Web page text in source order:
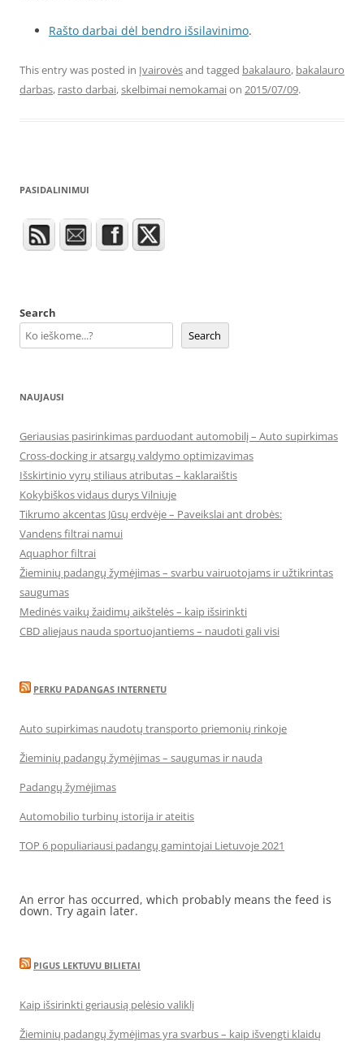
Rašto darbai dėl bendro išsilavinimo.
This entry was posted in Įvairovėsand tagged bakalauro, bakalauro
darbas, rasto darbai,skelbimai nemokamaion 2015/07/09.
PASIDALINIMUI
Search
Search
NAUJAUSI
Geriausias pasirinkimas parduodant automobilį – Auto supirkimas
Cross-docking ir atsargų valdymo optimizavimas
Išskirtinio vyrų stiliaus atributas – kaklaraištis
Kokybiškos vidaus durys Vilniuje
Tikrumo akcentas Jūsų erdvėje – Paveikslai ant drobės:
Vandens filtrai namui
Aquaphor filtrai
Žieminių padangų žymėjimas – svarbu vairuotojams ir užtikrintas
saugumas
Medinės vaikų žaidimų aikštelės – kaip išsirinkti
CBD aliejaus nauda sportuojantiems – naudoti gali visi
PERKU PADANGAS INTERNETU
Auto supirkimas naudotų transporto priemonių rinkoje
Žieminių padangų žymėjimas – saugumas ir nauda
Padangų žymėjimas
Automobilio turbinų istorija ir ateitis
TOP 6 populiariausi padangų gamintojai Lietuvoje 2021
An error has occurred, which probably means the feed is
down. Try again later.
PIGUS LEKTUVU BILIETAI
Kaip išsirinkti geriausią pelėsio valiklį
Žieminių padangų žymėjimas yra svarbus – kaip išvengti klaidų